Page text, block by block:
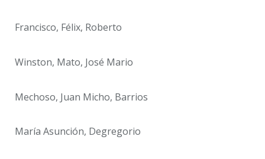
Francisco, Félix, Roberto
Winston, Mato, José Mario
Mechoso, Juan Micho, Barrios
María Asunción, Degregorio